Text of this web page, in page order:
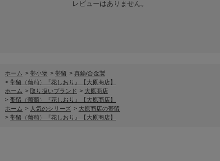
レビューはありません。
ホーム > 帯小物 > 帯留 > 真鍮/合金製
> 帯留（葡萄）『花しおり』【大原商店】
ホーム > 取り扱いブランド > 大原商店
> 帯留（葡萄）『花しおり』【大原商店】
ホーム > 人気のシリーズ > 大原商店の帯留
> 帯留（葡萄）『花しおり』【大原商店】